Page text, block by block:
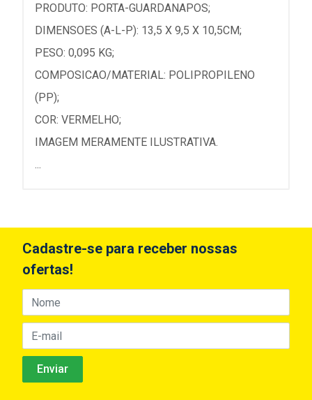
PRODUTO: PORTA-GUARDANAPOS;
DIMENSOES (A-L-P): 13,5 X 9,5 X 10,5CM;
PESO: 0,095 KG;
COMPOSICAO/MATERIAL: POLIPROPILENO
(PP);
COR: VERMELHO;
IMAGEM MERAMENTE ILUSTRATIVA.
...
Cadastre-se para receber nossas
ofertas!